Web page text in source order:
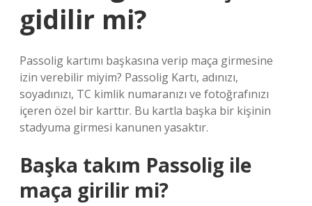
gidilir mi?
Passolig kartımı başkasına verip maça girmesine
izin verebilir miyim? Passolig Kartı, adınızı,
soyadınızı, TC kimlik numaranızı ve fotoğrafınızı
içeren özel bir karttır. Bu kartla başka bir kişinin
stadyuma girmesi kanunen yasaktır.
Başka takım Passolig ile
maça girilir mi?